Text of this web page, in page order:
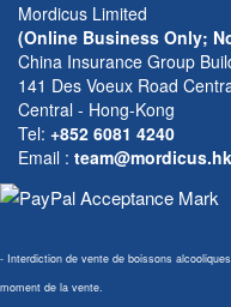
Mordicus Limited
(Online Business Only;
China Insurance Group
141 Des Voeux Road
Central - Hong-Kong
Tel: +852 6081 4240
Email : team@mordicus.hk
- Interdiction de vente de boissons
moment de la vente.